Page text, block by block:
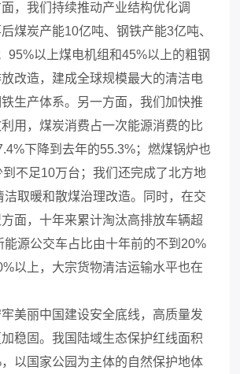
，我们持续推动产业结构优化调
煤炭产能10亿吨、钢铁产能3亿吨、
95%以上煤电机组和45%以上的粗钢
改造，建成全球规模最大的清洁电
生产体系。另一方面，我们加快推
用，煤炭消费占一次能源消费的比
下降到去年的55.3%；燃煤锅炉也
到不足10万台；我们还完成了北方地
洁取暖和散煤治理改造。同时，在交
面，十年来累计淘汰高排放车辆超
能源公交车占比由十年前的不到20%
以上，大宗货物清洁运输水平也在
丽中国建设安全底线，高质量发
稳固。我国陆域生态保护红线面积
以国家公园为主体的自然保护地体